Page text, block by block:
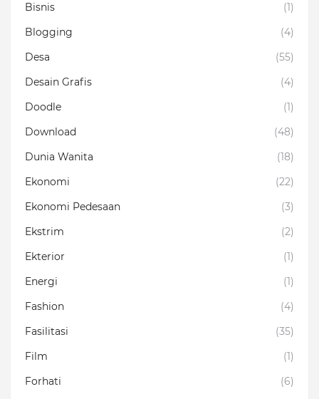
Bisnis
(1)
Blogging
(4)
Desa
(55)
Desain Grafis
(4)
Doodle
(1)
Download
(48)
Dunia Wanita
(18)
Ekonomi
(22)
Ekonomi Pedesaan
(3)
Ekstrim
(2)
Ekterior
(1)
Energi
(1)
Fashion
(4)
Fasilitasi
(35)
Film
(1)
Forhati
(6)